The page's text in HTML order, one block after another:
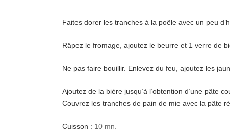
Faites dorer les tranches à la poêle avec un peu
Râpez le fromage, ajoutez le beurre et 1 verre de
Ne pas faire bouillir. Enlevez du feu, ajoutez les
Ajoutez de la bière jusqu’à l’obtention d’une pâte
Couvrez les tranches de pain de mie avec la pâte
Cuisson : 10 mn.